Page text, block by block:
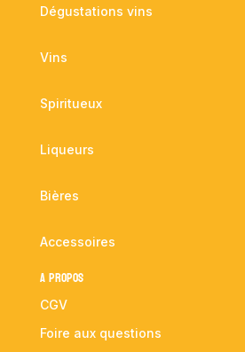
Dégustations vins
Vins
Spiritueux
Liqueurs
Bières
Accessoires
A propos
CGV
Foire aux questions